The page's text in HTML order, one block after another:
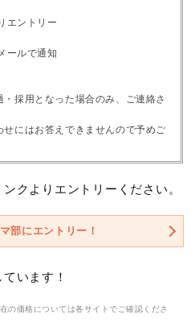
エントリー
ールで通知
採用となった場合のみ、ご連絡さ
にはお答えできませんので予めご
クよりエントリーください。
部にエントリー！
います！
の価格については各サイトでご確認くださ